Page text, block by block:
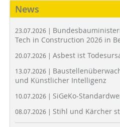
News
23.07.2026 |
Tech in Construction 2026 in
20.07.2026 | Asbest ist
13.07.2026 |
und Künstlicher Intelligenz
10.07.2026 | SiGeKo-
08.07.2026 | Stihl und Kärcher